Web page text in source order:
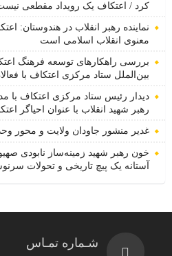
کرد / اعتکاف یک رویداد مقطعی
نماینده رهبر انقلاب در هندوستان:
معنوی انقلاب اسلامی است
بررسی راهکارهای توسعه فرهنگ
بین‌الملل ستاد مرکزی اعتکاف با
دیدار رئیس ستاد مرکزی اعتکاف با
رهبر شهید انقلاب با عنوان احیاگر
غدیر منشور جاودان ولایت و محور
خون رهبر شهید زمینه‌ساز نابودی
آستانه یک پیچ تاریخی و تحولات
شـماره تمـاس